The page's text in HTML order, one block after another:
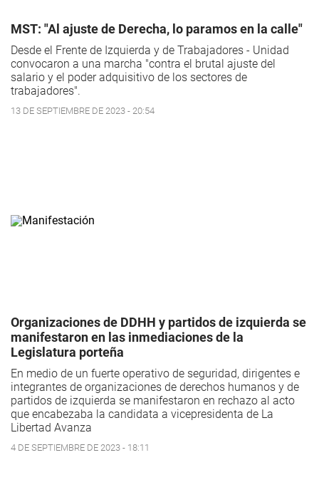
MST: "Al ajuste de Derecha, lo paramos en la calle"
Desde el Frente de Izquierda y de Trabajadores - Unidad
convocaron a una marcha "contra el brutal ajuste del
salario y el poder adquisitivo de los sectores de
trabajadores".
13 DE SEPTIEMBRE DE 2023 - 20:54
Organizaciones de DDHH y partidos de izquierda se
manifestaron en las inmediaciones de la
Legislatura porteña
En medio de un fuerte operativo de seguridad, dirigentes e
integrantes de organizaciones de derechos humanos y de
partidos de izquierda se manifestaron en rechazo al acto
que encabezaba la candidata a vicepresidenta de La
Libertad Avanza
4 DE SEPTIEMBRE DE 2023 - 18:11